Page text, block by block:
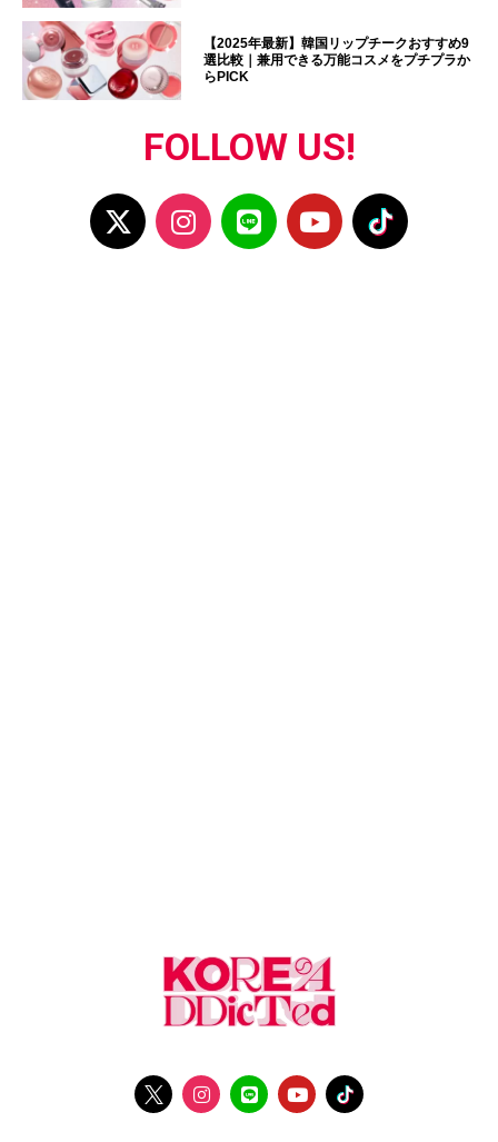
【2025年最新】韓国リップチークおすすめ9
選比較｜兼用できる万能コスメをプチプラか
らPICK
FOLLOW US!